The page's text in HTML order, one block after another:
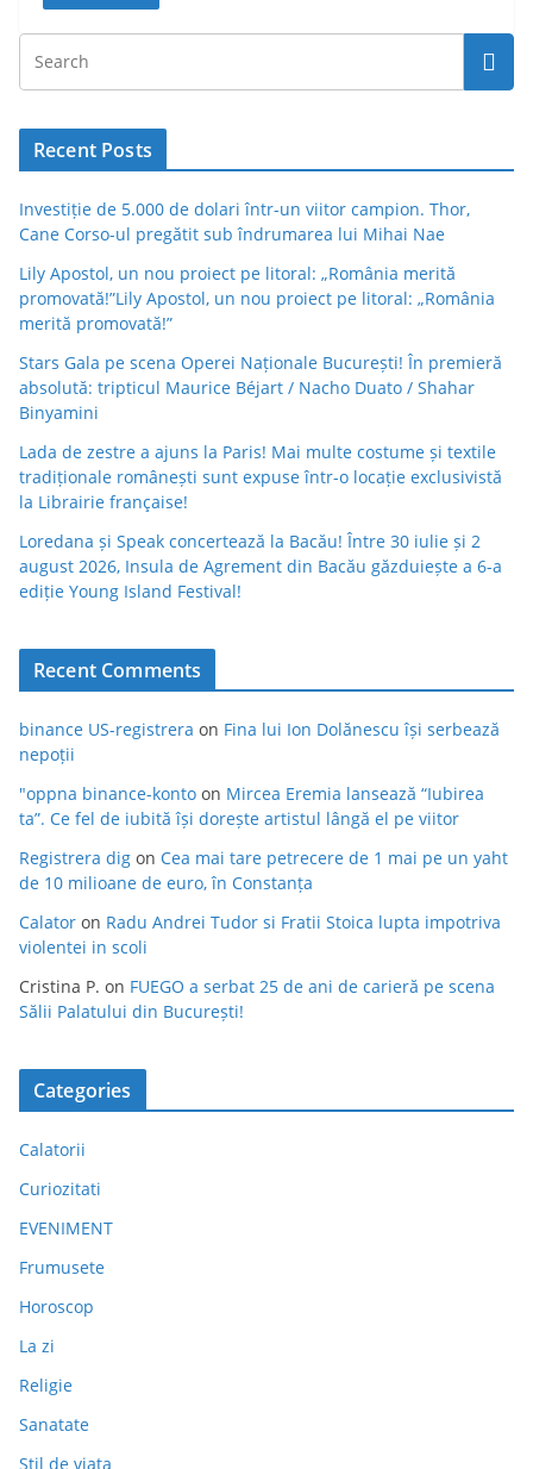
Recent Posts
Investiție de 5.000 de dolari într-un viitor campion. Thor,
Cane Corso-ul pregătit sub îndrumarea lui Mihai Nae
Lily Apostol, un nou proiect pe litoral: „România merită
promovată!”Lily Apostol, un nou proiect pe litoral: „România
merită promovată!”
Stars Gala pe scena Operei Naționale București! În premieră
absolută: tripticul Maurice Béjart / Nacho Duato / Shahar
Binyamini
Lada de zestre a ajuns la Paris! Mai multe costume și textile
tradiționale românești sunt expuse într-o locație exclusivistă
la Librairie française!
Loredana și Speak concertează la Bacău! Între 30 iulie și 2
august 2026, Insula de Agrement din Bacău găzduiește a 6-a
ediție Young Island Festival!
Recent Comments
binance US-registrera on Fina lui Ion Dolănescu își serbează
nepoții
"oppna binance-konto on Mircea Eremia lansează “Iubirea
ta”. Ce fel de iubită își dorește artistul lângă el pe viitor
Registrera dig on Cea mai tare petrecere de 1 mai pe un yaht
de 10 milioane de euro, în Constanța
Calator on Radu Andrei Tudor si Fratii Stoica lupta impotriva
violentei in scoli
Cristina P. on FUEGO a serbat 25 de ani de carieră pe scena
Sălii Palatului din București!
Categories
Calatorii
Curiozitati
EVENIMENT
Frumusete
Horoscop
La zi
Religie
Sanatate
Stil de viata